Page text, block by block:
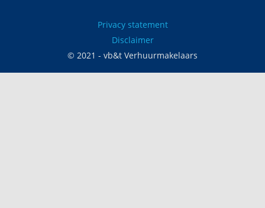
Privacy statement
Disclaimer
© 2021 - vb&t Verhuurmakelaars